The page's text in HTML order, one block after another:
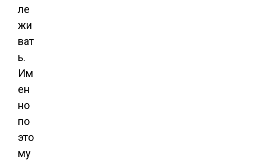
ле
жи
ват
ь.
Им
ен
но
по
это
му